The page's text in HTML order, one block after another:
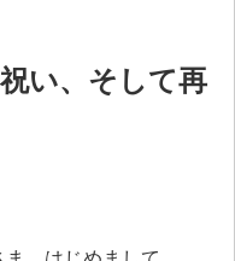
い、そして再